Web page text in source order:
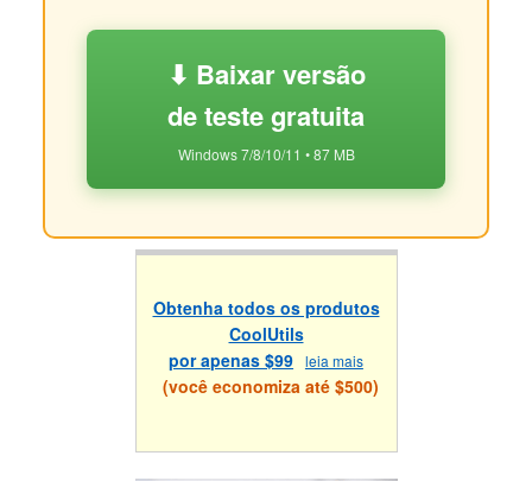
⬇ Baixar versão
de teste gratuita
Windows 7/8/10/11 • 87 MB
Obtenha todos os produtos
CoolUtils
por apenas $99 leia mais
(você economiza até $500)